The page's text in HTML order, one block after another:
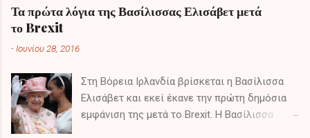
ι
α
Τα πρώτα λόγια της Βασίλισσας Ελισάβετ μετά
το Brexit
- Ιουνίου 28, 2016
Στη Βόρεια Ιρλανδία βρίσκεται η Βασίλισσα
Ελισάβετ και εκεί έκανε την πρώτη δημόσια
εμφάνιση της μετά το Brexit. Η Βασίλισσα